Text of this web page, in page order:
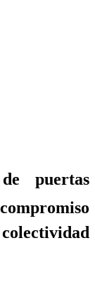
puertas